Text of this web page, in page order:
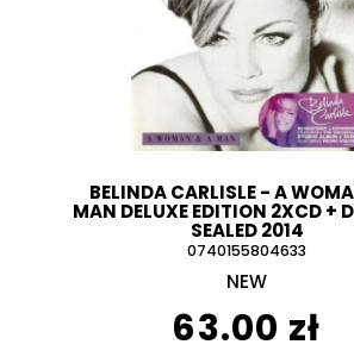
BELINDA CARLISLE - A
MAN DELUXE EDITION 2XCD +
SEALED 2014
0740155804633
NEW
63.00 zł